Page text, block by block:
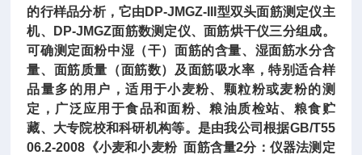
的行样品分析，它由DP-JMGZ-III型双头面筋测定仪主
机、DP-JMGZ面筋数测定仪、面筋烘干仪三分组成。
可确测定面粉中湿（干）面筋的含量、湿面筋水分含
量、面筋质量（面筋数）及面筋吸水率，特别适合样
品量多的用户，适用于小麦粉、颗粒粉或麦粉的测
定，广泛应用于食品和面粉、粮油质检站、粮食贮
藏、大专院校和科研机构等。是由我公司根据GB/T55
06.2-2008《小麦和小麦粉 面筋含量2分：仪器法测定